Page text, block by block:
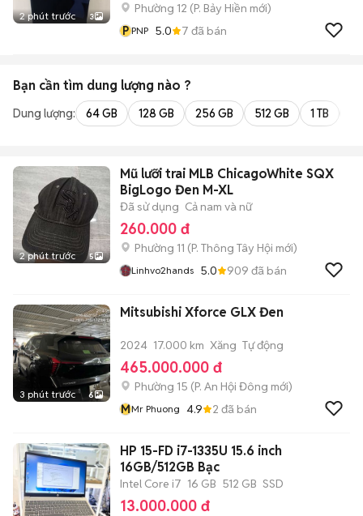
2 phút trước 3
Phường 12 (P. Bảy Hiền mới)
P PNP 5.0 7 đã bán
Bạn cần tìm dung lượng nào ?
Dung lượng: 64 GB 128 GB 256 GB 512 GB 1 TB
2 phút trước 5
Mũ lưỡi trai MLB ChicagoWhite SQX
BigLogo Đen M-XL
Đã sử dụng Cả nam và nữ
260.000 đ
Phường 11 (P. Thông Tây Hội mới)
Linhvo2hands 5.0 909 đã bán
3 phút trước 6
Mitsubishi Xforce GLX Đen
2024 17.000 km Xăng Tự động
465.000.000 đ
Phường 15 (P. An Hội Đông mới)
MMr Phuong 4.9 2 đã bán
HP 15-FD i7-1335U 15.6 inch
16GB/512GB Bạc
Intel Core i7 16 GB 512 GB SSD
13.000.000 đ